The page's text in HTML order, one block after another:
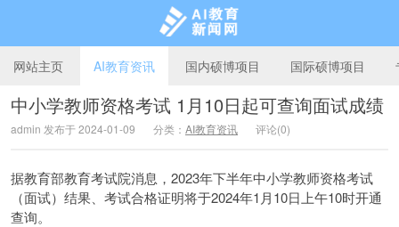
AI教育新闻网
网站主页 AI教育资讯 国内硕博项目 国际硕博项目
中小学教师资格考试 1月10日起可查询面试成绩
admin 发布于 2024-01-09 分类： AI教育资讯 评论(0)
据教育部教育考试院消息，2023年下半年中小学教师资格考试
（面试）结果、考试合格证明将于2024年1月10日上午10时开通
查询。